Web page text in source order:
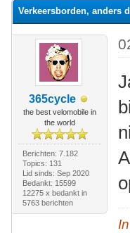
Verkeersborden, anders
365cycle
the best velomobile in
the world
Berichten: 7.182
Topics: 131
Lid sinds: Sep 2020
Bedankt: 15599
12275 x bedankt in
5763 berichten